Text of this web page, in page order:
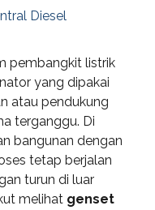
Diesel
pembangkit listrik
yang dipakai
atau pendukung
terganggu. Di
bangunan dengan
tetap berjalan
turun di luar
melihat genset